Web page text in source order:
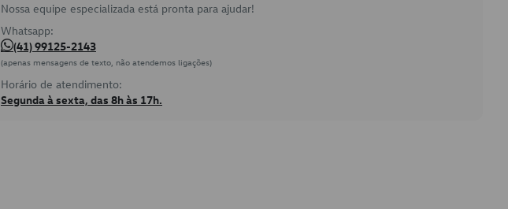
Nossa equipe especializada está pronta para ajudar!
Whatsapp:
(41) 99125-2143
(apenas mensagens de texto, não atendemos ligações)
Horário de atendimento:
Segunda à sexta, das 8h às 17h.